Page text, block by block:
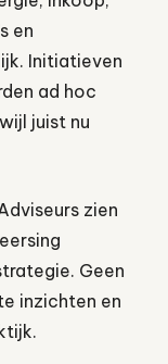
en
Initiatieven
ad hoc
juist nu
zien
Geen
inzichten en